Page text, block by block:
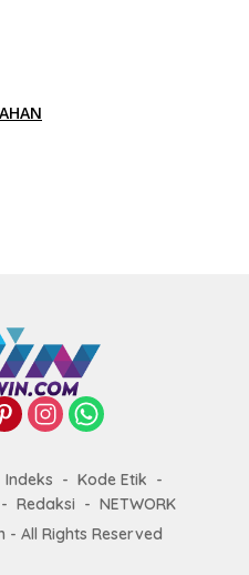
Indeks
Kode Etik
Redaksi
NETWORK
All Rights Reserved